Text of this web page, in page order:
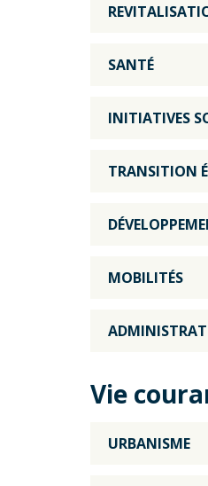
SANTÉ
INITIATIVES
TRANSITION
MOBILITÉS
Vie
URBANISME